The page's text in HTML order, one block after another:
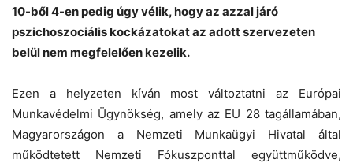
10-ből 4-en pedig úgy vélik, hogy az azzal járó
pszichoszociális kockázatokat az adott szervezeten
belül nem megfelelően kezelik.
Ezen a helyzeten kíván most változtatni az Európai
Munkavédelmi Ügynökség, amely az EU 28 tagállamában,
Magyarországon a Nemzeti Munkaügyi Hivatal által
működtetett Nemzeti Fókuszponttal együttműködve,